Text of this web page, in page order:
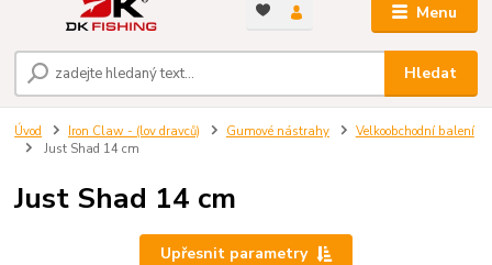
Menu
Hledat
Úvod Iron Claw - (lov dravců) Gumové nástrahy
Velkoobchodní balení
Just Shad 14 cm
Just Shad 14 cm
Upřesnit parametry